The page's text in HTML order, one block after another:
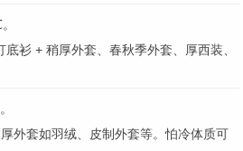
衫 + 稍厚外套、春秋季外套、厚西装、
外套如羽绒、皮制外套等。怕冷体质可